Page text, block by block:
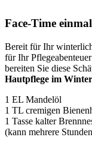
Face-Time
Bereit für Ihr
für Ihr
bereiten Sie diese
Hautpflege im Winter
1 EL Mandelöl
1 TL cremigen
1 Tasse kalter
(kann mehrere